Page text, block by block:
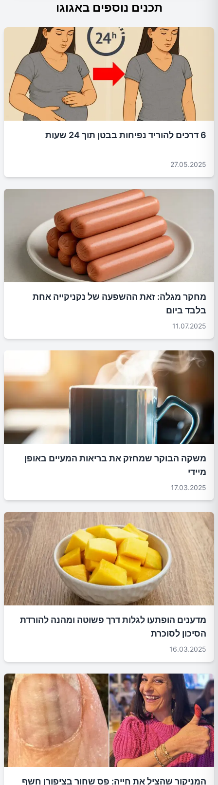
תכנים נוספים באגוגו
6 דרכים להוריד נפיחות בבטן תוך 24 שעות
27.05.2025
מחקר מגלה: זאת ההשפעה של נקניקייה אחת
בלבד ביום
11.07.2025
משקה הבוקר שמחזק את בריאות המעיים באופן
מיידי
17.03.2025
מדענים הופתעו לגלות דרך פשוטה ומהנה להורדת
הסיכון לסוכרת
16.03.2025
המניקור שהציל את חייה: פס שחור בציפורן חשף